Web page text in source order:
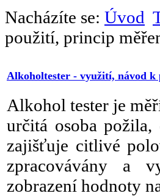
Nacházíte se: Úvod
použití, princip
Alkoholtester - využití, návod
Alkohol tester je
určitá osoba
zajišťuje citlivé
zpracovávány a
zobrazení hodnoty